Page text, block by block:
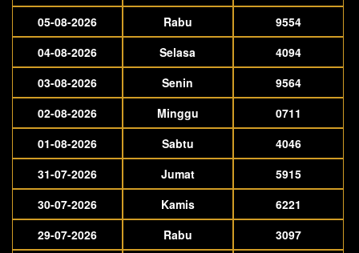
05-08-2026
Rabu
9554
04-08-2026
Selasa
4094
03-08-2026
Senin
9564
02-08-2026
Minggu
0711
01-08-2026
Sabtu
4046
31-07-2026
Jumat
5915
30-07-2026
Kamis
6221
29-07-2026
Rabu 3097